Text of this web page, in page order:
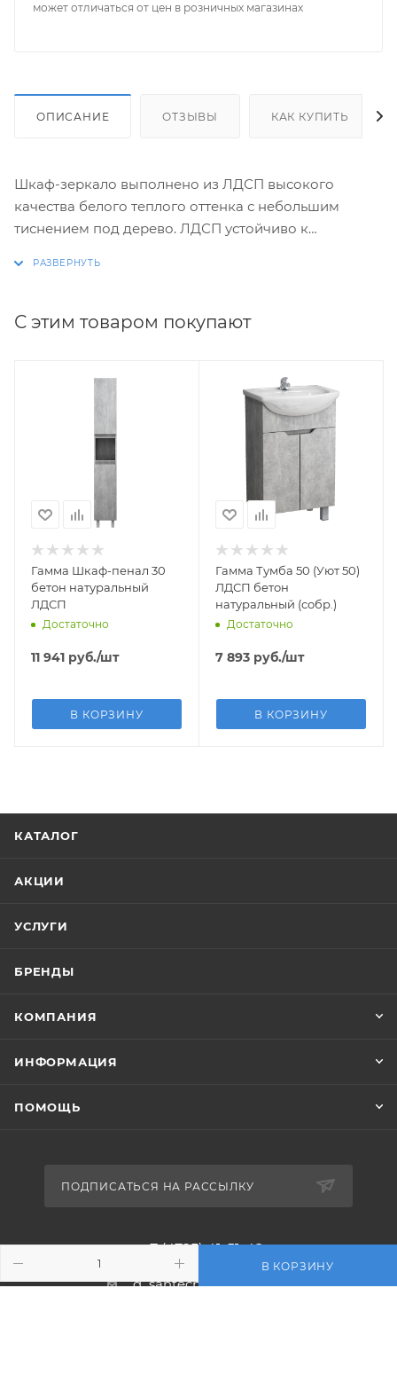
В КОРЗИНУ
может отличаться от цен в розничных магазинах
ОПИСАНИЕ ОТЗЫВЫ КАК КУПИТЬ
Шкаф-зеркало выполнено из ЛДСП высокого
качества белого теплого оттенка с небольшим
тиснением под дерево. ЛДСП устойчиво к
упаковано в пятислойный гофрокартон.
Размеры зеркала с упаковкой в разборе 49х7х66.5
С этим товаром покупают
Гамма Шкаф-пенал 30
бетон натуральный
ЛДСП
Достаточно
11 941 руб./шт
В КОРЗИНУ
Гамма Тумба 50 (Уют 50)
ЛДСП бетон
натуральный (собр.)
Достаточно
7 893 руб./шт
В КОРЗИНУ
КАТАЛОГ
АКЦИИ
УСЛУГИ
БРЕНДЫ
КОМПАНИЯ
ИНФОРМАЦИЯ
ПОМОЩЬ
ПОДПИСАТЬСЯ НА РАССЫЛКУ
+7 (4725) 41-51-42
d_santechnika@mail.ru